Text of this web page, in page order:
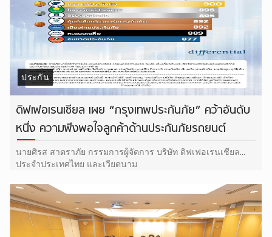
ประกัน
ดิฟเฟอเรนเชียล เผย “กรุงเทพประกันภัย” คว้าอันดับ
หนึ่ง ความพึงพอใจลูกค้าด้านประกันภัยรถยนต์
นายศิรส สาตราภัย กรรมการผู้จัดการ บริษัท ดิฟเฟอเรนเชียล
ประจำประเทศไทย และเวียดนาม